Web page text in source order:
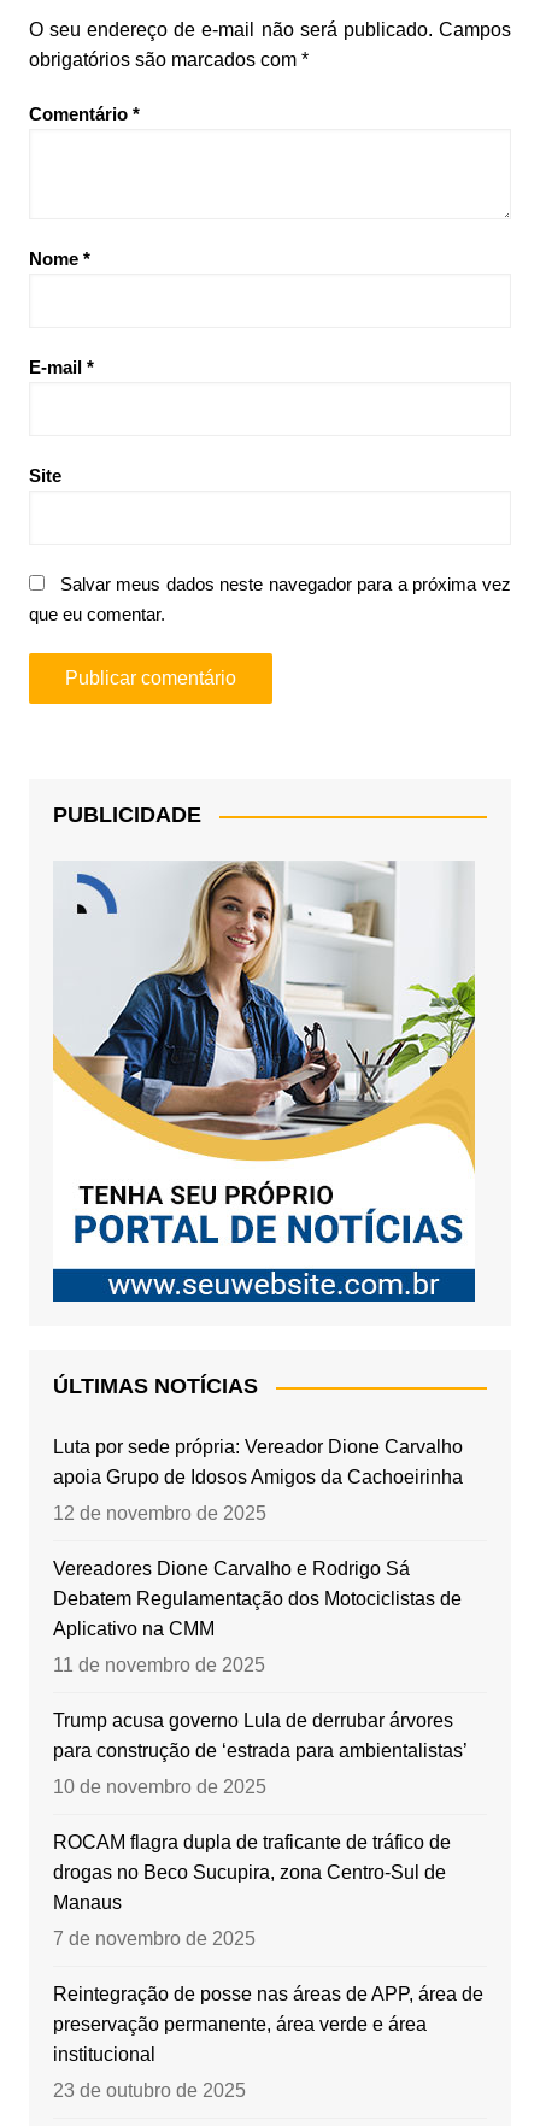
O seu endereço de e-mail não será publicado. Campos
obrigatórios são marcados com *
Comentário *
Nome *
E-mail *
Site
Salvar meus dados neste navegador para a próxima vez
que eu comentar.
PUBLICIDADE
ÚLTIMAS NOTÍCIAS
Luta por sede própria: Vereador Dione Carvalho
apoia Grupo de Idosos Amigos da Cachoeirinha
12 de novembro de 2025
Vereadores Dione Carvalho e Rodrigo Sá
Debatem Regulamentação dos Motociclistas de
Aplicativo na CMM
11 de novembro de 2025
Trump acusa governo Lula de derrubar árvores
para construção de ‘estrada para ambientalistas’
10 de novembro de 2025
ROCAM flagra dupla de traficante de tráfico de
drogas no Beco Sucupira, zona Centro-Sul de
Manaus
7 de novembro de 2025
Reintegração de posse nas áreas de APP, área de
preservação permanente, área verde e área
institucional
23 de outubro de 2025